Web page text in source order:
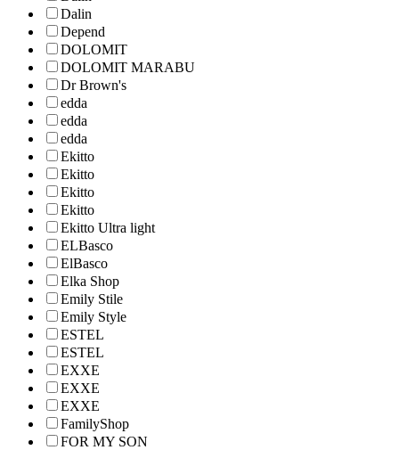
Dalin
Depend
DOLOMIT
DOLOMIT MARABU
Dr Brown's
edda
edda
edda
Ekitto
Ekitto
Ekitto
Ekitto
Ekitto Ultra light
ELBasco
ElBasco
Elka Shop
Emily Stile
Emily Style
ESTEL
ESTEL
EXXE
EXXE
EXXE
FamilyShop
FOR MY SON